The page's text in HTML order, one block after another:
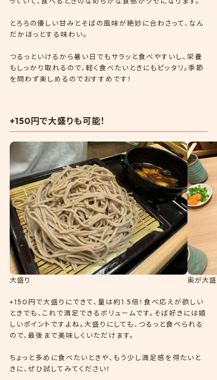
とろろの優しい甘みとそばの風味が絶妙に合わさって、なん
だかほっとする味わい。
つるっといけるから暑い日でもサラッと食べやすいし、栄養
もしっかり取れるので、軽く食べたいときにもピッタリ。季節
を問わず楽しめるのでおすすめです！
+150円で大盛りも可能！
大盛り 奥が大
+150円で大盛りにできて、量は約1.5倍！食べ応えが欲しい
ときでも、これで満足できるボリュームです。そば好きには嬉
しいポイントですよね。大盛りにしても、つるっと食べられる
ので、最後まで美味しくいただけます。
ちょっと多めに食べたいときや、もう少し満足感を得たいと
きに、ぜひ試してみてください！